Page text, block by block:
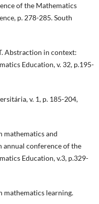
of the Mathematics
p. 278-285. South
Abstraction in context:
Education, v. 32, p.195-
v. 1, p. 185-204,
mathematics and
annual conference of the
Education, v.3, p.329-
mathematics learning.